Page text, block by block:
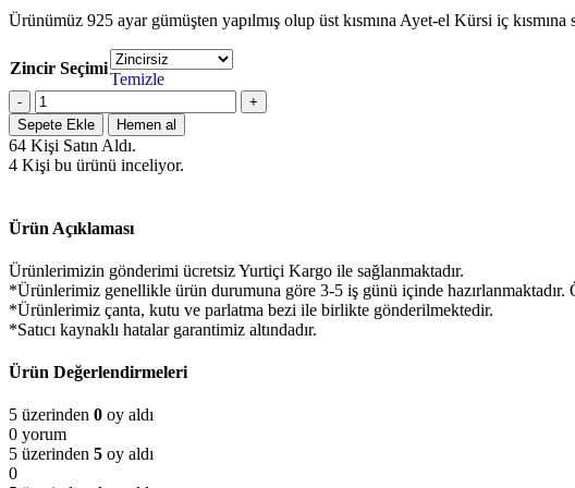
Ürünümüz 925 ayar gümüşten yapılmış olup üst kısmına Ayet-el Kürsi iç
Zincir Seçimi
Temizle
Sepete Ekle Hemen al
64 Kişi Satın Aldı.
4 Kişi bu ürünü inceliyor.
Ürün Açıklaması
Ürünlerimizin gönderimi ücretsiz Yurtiçi Kargo ile sağlanmaktadır.
*Ürünlerimiz genellikle ürün durumuna göre 3-5 iş günü içinde
*Ürünlerimiz çanta, kutu ve parlatma bezi ile birlikte gönderilmektedir.
*Satıcı kaynaklı hatalar garantimiz altındadır.
Ürün Değerlendirmeleri
5 üzerinden 0 oy aldı
0 yorum
5 üzerinden 5 oy aldı
0